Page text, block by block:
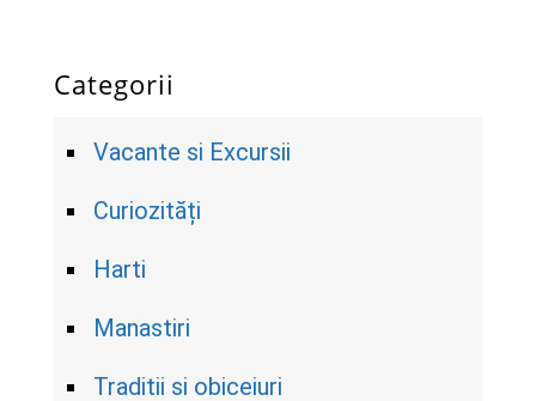
Categorii
Vacante si Excursii
Curiozități
Harti
Manastiri
Traditii si obiceiuri